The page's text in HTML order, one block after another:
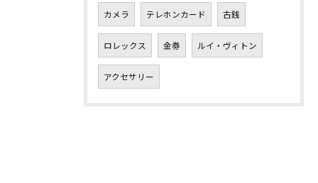
カメラ テレホンカード 古銭
ロレックス 金券 ルイ・ヴィトン
アクセサリー